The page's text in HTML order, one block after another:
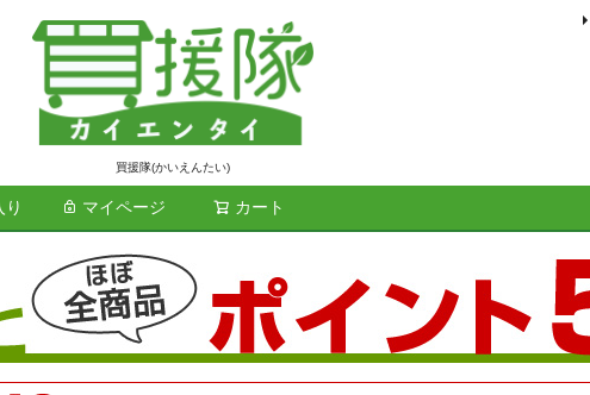
買援隊(かいえんたい)
り マイページ カート
検索